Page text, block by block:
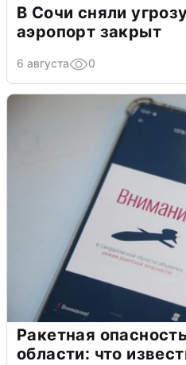
В Сочи сняли
аэропорт закрыт
6 августа 0
Ракетная
области: что